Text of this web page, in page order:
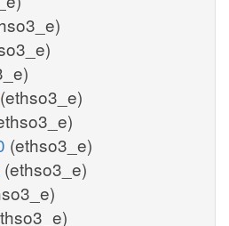
(ethso3_e)
(ethso3_e)
(ethso3_e)